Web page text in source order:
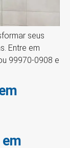
seus
Entre em
99970-0908 e